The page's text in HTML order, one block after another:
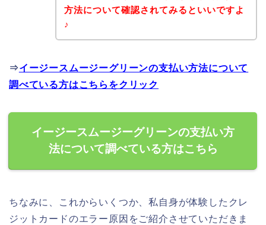
方法について確認されてみるといいですよ
♪
⇒イージースムージーグリーンの支払い方法について
調べている方はこちらをクリック
イージースムージーグリーンの支払い方
法について調べている方はこちら
ちなみに、これからいくつか、私自身が体験したクレ
ジットカードのエラー原因をご紹介させていただきま